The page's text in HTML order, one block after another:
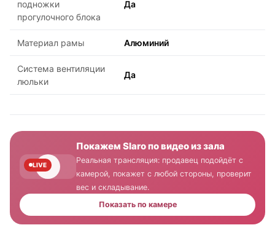
подножки
прогулочного блока
Да
Материал рамы Алюминий
Система вентиляции
люльки
Да
LIVE
Покажем Slaro по видео из зала
Реальная трансляция: продавец подойдёт с
камерой, покажет с любой стороны, проверит
вес и складывание.
Показать по камере